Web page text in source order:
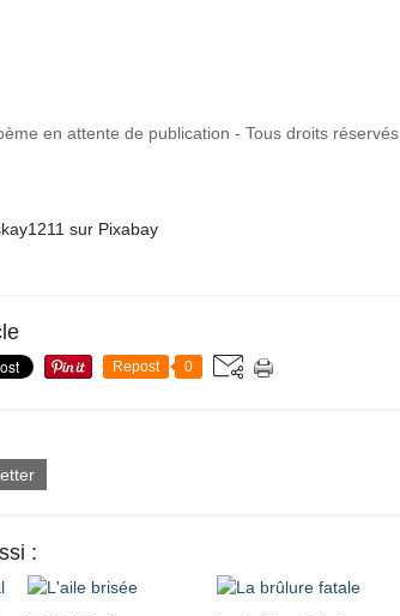
en attente de publication - Tous droits réservés
sur Pixabay
Repost 0
: